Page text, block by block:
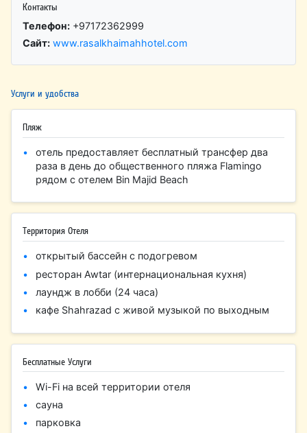
Контакты
Телефон: +97172362999
Сайт: www.rasalkhaimahhotel.com
Услуги и удобства
Пляж
отель предоставляет бесплатный трансфер два
раза в день до общественного пляжа Flamingo
рядом с отелем Bin Majid Beach
Территория Отеля
открытый бассейн с подогревом
ресторан Awtar (интернациональная кухня)
лаундж в лобби (24 часа)
кафе Shahrazad с живой музыкой по выходным
Бесплатные Услуги
Wi-Fi на всей территории отеля
сауна
парковка